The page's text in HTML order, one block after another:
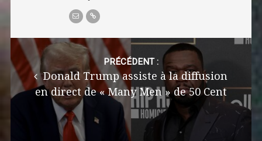
Post
navigation
PRÉCÉDENT :
Donald Trump assiste à la diffusion
en direct de « Many Men » de 50 Cent